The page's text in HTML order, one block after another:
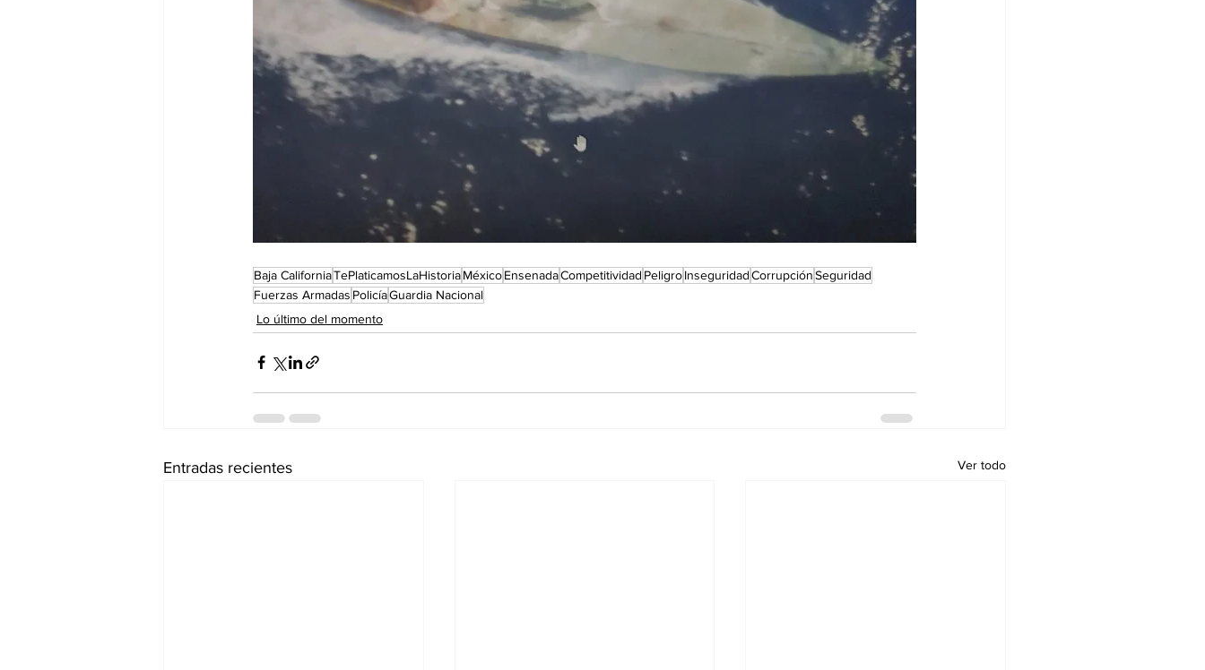
Baja CaliforniaTePlaticamosLaHistoriaMéxicoEnsenadaCompetitividad PeligroInseguridadCorrupciónSeguridad
Fuerzas Armadas PolicíaGuardia Nacional
Lo último del momento
Entradas recientes Ver todo